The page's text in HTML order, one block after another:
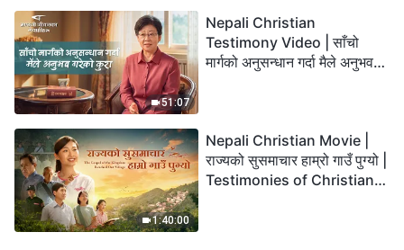
51:07
Nepali Christian
Testimony Video | साँचो
मार्गको अनुसन्धान गर्दा मैले अनुभव
1:40:00
Nepali Christian Movie |
राज्यको सुसमाचार हाम्रो गाउँ पुग्यो |
Testimonies of Christians